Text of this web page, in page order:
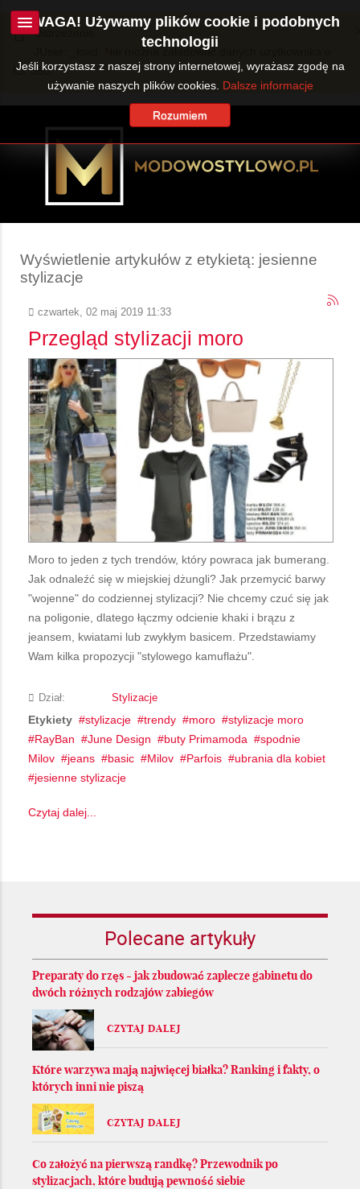
Ostrzeżenie
JUser::_load: Nie można załadować danych użytkownika o
ID: 360.
Wyświetlenie artykułów z etykietą: jesienne
stylizacje
czwartek, 02 maj 2019 11:33
Przegląd stylizacji moro
Moro to jeden z tych trendów, który powraca jak bumerang.
Jak odnaleźć się w miejskiej dżungli? Jak przemycić barwy
"wojenne" do codziennej stylizacji? Nie chcemy czuć się jak
na poligonie, dlatego łączmy odcienie khaki i brązu z
jeansem, kwiatami lub zwykłym basicem. Przedstawiamy
Wam kilka propozycji "stylowego kamuflażu".
Dział: Stylizacje
Etykiety stylizacje trendy moro
stylizacje moro
RayBan
June Design buty Primamoda
spodnie
Milov
jeans basic Milov Parfois
ubrania dla kobiet
jesienne stylizacje
Czytaj dalej...
Polecane artykuły
Preparaty do rzęs - jak zbudować zaplecze gabinetu do
dwóch różnych rodzajów zabiegów
CZYTAJ DALEJ
Które warzywa mają najwięcej białka? Ranking i fakty, o
których inni nie piszą
CZYTAJ DALEJ
Co założyć na pierwszą randkę? Przewodnik po
stylizacjach, które budują pewność siebie
UWAGA! Używamy plików cookie i podobnych
technologii
Jeśli korzystasz z naszej strony internetowej, wyrażasz zgodę na
używanie naszych plików cookies. Dalsze informacje
Rozumiem